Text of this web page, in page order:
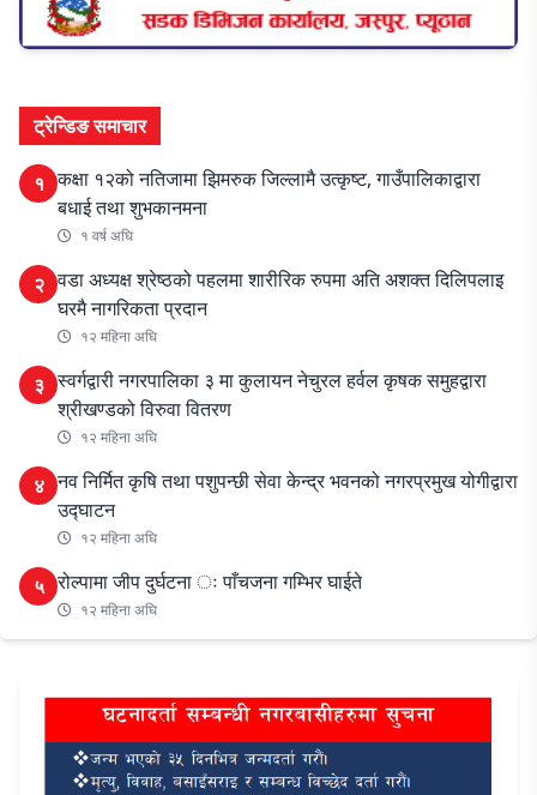
ट्रेन्डिङ समाचार
१ कक्षा १२को नतिजामा झिमरुक जिल्लामै उत्कृष्ट, गाउँपालिकाद्वारा
बधाई तथा शुभकानमना
१ वर्ष अघि
२ वडा अध्यक्ष श्रेष्ठको पहलमा शारीरिक रुपमा अति अशक्त दिलिपलाइ
घरमै नागरिकता प्रदान
१२ महिना अघि
३ स्वर्गद्वारी नगरपालिका ३ मा कुलायन नेचुरल हर्वल कृषक समुहद्वारा
श्रीखण्डको विरुवा वितरण
१२ महिना अघि
४ नव निर्मित कृषि तथा पशुपन्छी सेवा केन्द्र भवनको नगरप्रमुख योगीद्वारा
उद्घाटन
१२ महिना अघि
५ रोल्पामा जीप दुर्घटना ः पाँचजना गम्भिर घाईते
१२ महिना अघि